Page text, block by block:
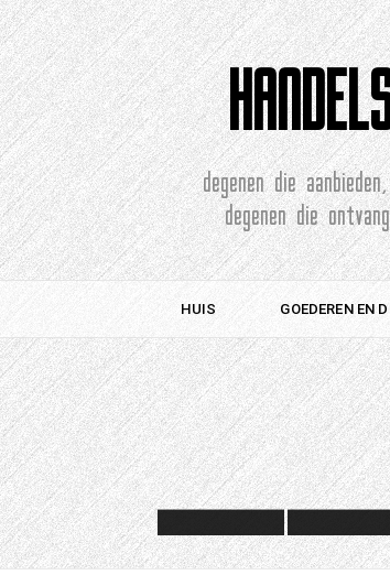
degenen die
degenen die
HUIS GOEDEREN EN